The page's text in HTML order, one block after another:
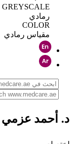
GREYSCALE
رمادي
COLOR
مقياس رمادي
د. أحمد عزمي